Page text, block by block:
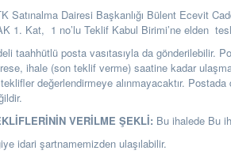
Satınalma Dairesi Başkanlığı Bülent Ecevit
1. Kat, 1 no’lu Teklif Kabul Birimi’ne elden
taahhütlü posta vasıtasıyla da gönderilebilir.
ihale (son teklif verme) saatine kadar
değerlendirmeye alınmayacaktır.
VERİLME ŞEKLİ: Bu ihalede Bu
idari şartnamemizden ulaşılabilir.